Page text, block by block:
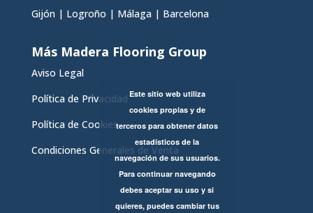
Gijón| Logroño | Málaga| Barcelona
Más Madera Flooring Group
Aviso Legal
Política de Privacidad
Política de Cookies
Condiciones Generales de Venta
Este sitio web utiliza
cookies propias y de
terceros para obtener datos
estadísticos de la
navegación de sus usuarios.
Para continuar navegando
debes aceptar su uso y si
quieres, puedes cambiar tus